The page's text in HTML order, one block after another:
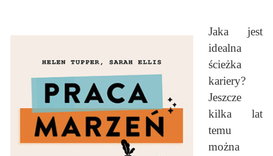
Jaka jest
idealna
ścieżka
kariery?
Jeszcze
kilka lat
temu
można